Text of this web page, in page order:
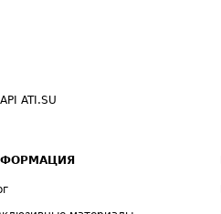
API ATI.SU